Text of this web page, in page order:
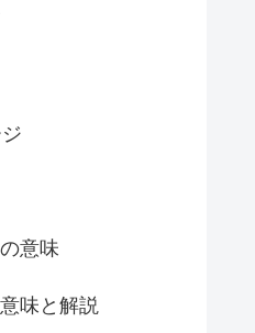
意味
味と解説